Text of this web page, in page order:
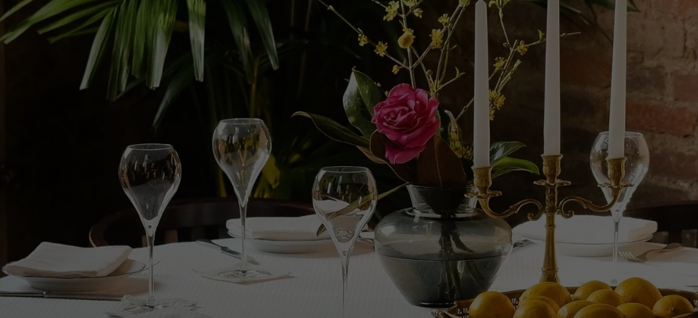
Калорийность блюд Фотографии блюд
Система лояльности Menu English